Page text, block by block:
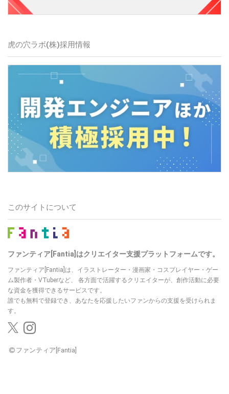
虎の穴ラボ(株)採用情報
このサイトについて
ファンティア[Fantia]はクリエイター支援プラットフォームです。
ファンティア[Fantia]は、イラストレーター・漫画家・コスプレイヤー・ゲー
ム製作者・VTuberなど、
各方面で活躍するクリエイターが、創作活動に必要
な資金を獲得できるサービスです。
誰でも無料で登録でき、あなたを応援したいファンからの支援を受けられま
す。
ファンティア[Fantia]